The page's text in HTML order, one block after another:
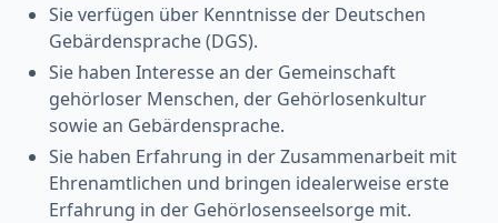
Sie verfügen über Kenntnisse der Deutschen
Gebärdensprache (DGS).
Sie haben Interesse an der Gemeinschaft
gehörloser Menschen, der Gehörlosenkultur
sowie an Gebärdensprache.
Sie haben Erfahrung in der Zusammenarbeit mit
Ehrenamtlichen und bringen idealerweise erste
Erfahrung in der Gehörlosenseelsorge mit.